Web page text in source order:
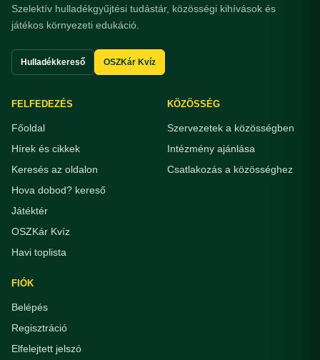
Szelektív hulladékgyűjtési tudástár, közösségi kihívások és
játékos környezeti edukáció.
Hulladékkereső OSZKár Kvíz
FELFEDEZÉS
Főoldal
Hírek és cikkek
Keresés az oldalon
Hova dobod? kereső
Játéktér
OSZKár Kvíz
Havi toplista
KÖZÖSSÉG
Szervezetek a közösségben
Intézmény ajánlása
Csatlakozás a közösséghez
FIÓK
Belépés
Regisztráció
Elfelejtett jelszó